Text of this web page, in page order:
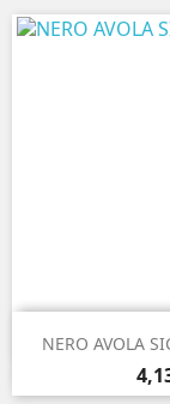

NERO AVOLA